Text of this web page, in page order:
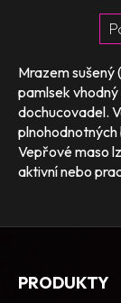
Mrazem sušený
pamlsek
dochucovadel.
plnohodnotných
Vepřové maso
aktivní nebo
PRODUKTY